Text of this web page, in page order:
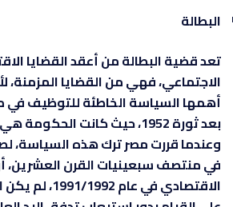
البطالة
تعد قضية البطالة من أعقد القضايا
الاجتماعي، فهي من القضايا المزمنة،
أهمها السياسة الخاطئة للتوظيف في
بعد ثورة 1952، حيث كانت
وعندما قررت مصر ترك هذه السياسة،
في منتصف سبعينيات القرن العشرين،
الاقتصادي في